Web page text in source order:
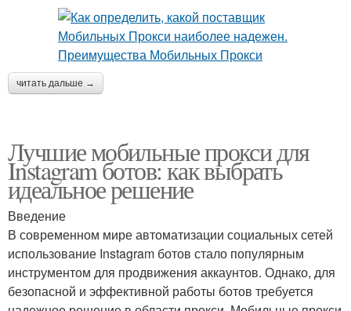
читать дальше →
Лучшие мобильные прокси для
Instagram ботов: как выбрать
идеальное решение
Введение
В современном мире автоматизации социальных сетей
использование Instagram ботов стало популярным
инструментом для продвижения аккаунтов. Однако, для
безопасной и эффективной работы ботов требуется